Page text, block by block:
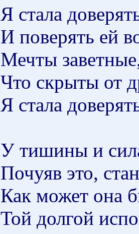
Я стала
И поверять ей
Мечты
Что скрыты от
Я стала
У тишины и
Почуяв это,
Как может она
Той долгой